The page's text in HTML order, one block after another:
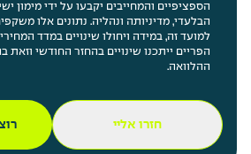
הספציפיים והמחייבים יקבעו על ידי מימון
הבלעדי, מדיניותה ונהליה. נתונים אלו
למועד זה, במידה ויחולו שינויים במדד
הפריים ייתכנו שינויים בהחזר החודשי
ההלוואה.
חזרו אליי